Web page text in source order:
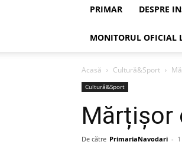
PRIMAR DESPRE
MONITORUL OFICIAL
Acasă Cultură&Sport
Cultură&Sport
Mărțișor
De către PrimariaNavodari -